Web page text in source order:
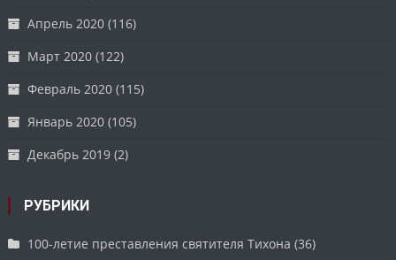
Апрель 2020 (116)
Март 2020 (122)
Февраль 2020 (115)
Январь 2020 (105)
Декабрь 2019 (2)
РУБРИКИ
100-летие преставления святителя Тихона (36)